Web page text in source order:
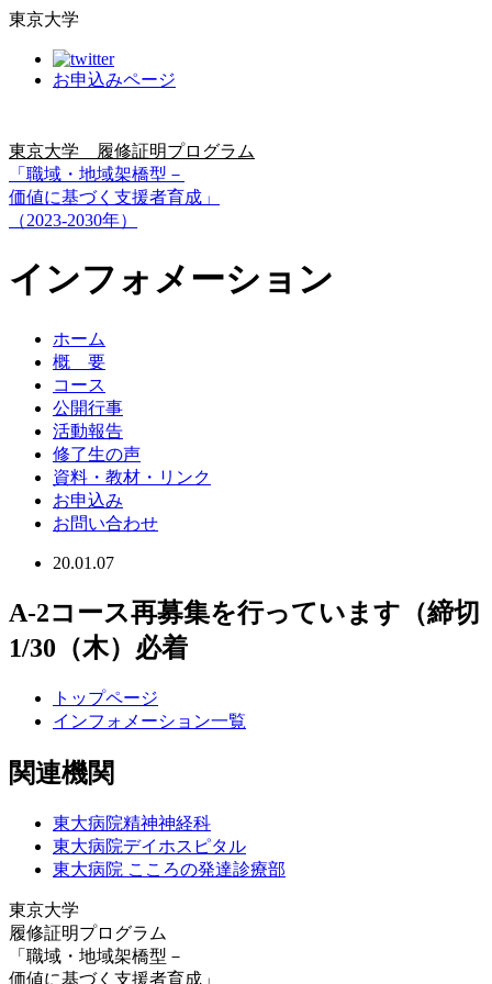
東京大学
お申込みページ
東京大学 履修証明プログラム
「職域・地域架橋型－
価値に基づく支援者育成」
（2023-2030年）
インフォメーション
ホーム
概 要
コース
公開行事
活動報告
修了生の声
資料・教材・リンク
お申込み
お問い合わせ
20.01.07
A-2コース再募集を行っています（締切
1/30（木）必着
トップページ
インフォメーション一覧
関連機関
東大病院精神神経科
東大病院デイホスピタル
東大病院 こころの発達診療部
東京大学
履修証明プログラム
「職域・地域架橋型－
価値に基づく支援者育成」